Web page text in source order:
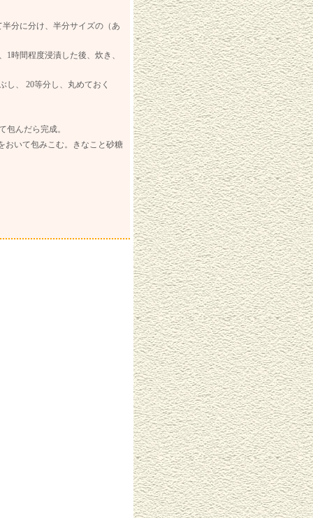
分に分け、半分サイズの（あ
時間程度浸漬した後、炊き、
し、 20等分し、丸めておく
んだら完成。
いて包みこむ。きなこと砂糖